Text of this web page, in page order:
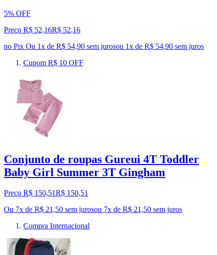
5% OFF
Preço R$ 52,16R$ 52,16
no Pix Ou 1x de R$ 54,90 sem jurosou 1x de R$ 54,90 sem juros
Cupom R$ 10 OFF
Conjunto de roupas Gureui 4T Toddler
Baby Girl Summer 3T Gingham
Preço R$ 150,51R$ 150,51
Ou 7x de R$ 21,50 sem jurosou 7x de R$ 21,50 sem juros
Compra Internacional